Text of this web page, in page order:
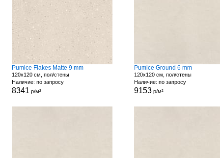
Pumice Flakes Matte 9 mm
120x120 см, пол/стены
Наличие: по запросу
8341 р/м²
Pumice Ground 6 mm
120x120 см, пол/стены
Наличие: по запросу
9153р/м²